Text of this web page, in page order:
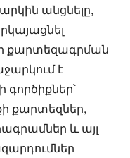
անցնելը,
քարտեզագրման
է
քարտեզներ,
և այլ